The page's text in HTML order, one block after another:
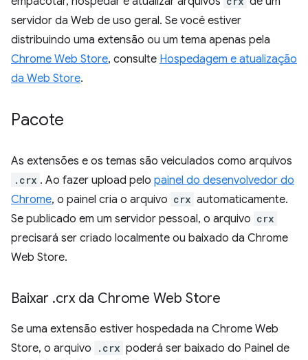
servidor da Web de uso geral. Se você estiver
distribuindo uma extensão ou um tema apenas pela
Chrome Web Store, consulte Hospedagem e atualização
da Web Store.
Pacote
As extensões e os temas são veiculados como arquivos
.crx . Ao fazer upload pelo painel do desenvolvedor do
Chrome, o painel cria o arquivo crx automaticamente.
Se publicado em um servidor pessoal, o arquivo crx
precisará ser criado localmente ou baixado da Chrome
Web Store.
Baixar .crx da Chrome Web Store
Se uma extensão estiver hospedada na Chrome Web
Store, o arquivo
.crx poderá ser baixado do Painel de